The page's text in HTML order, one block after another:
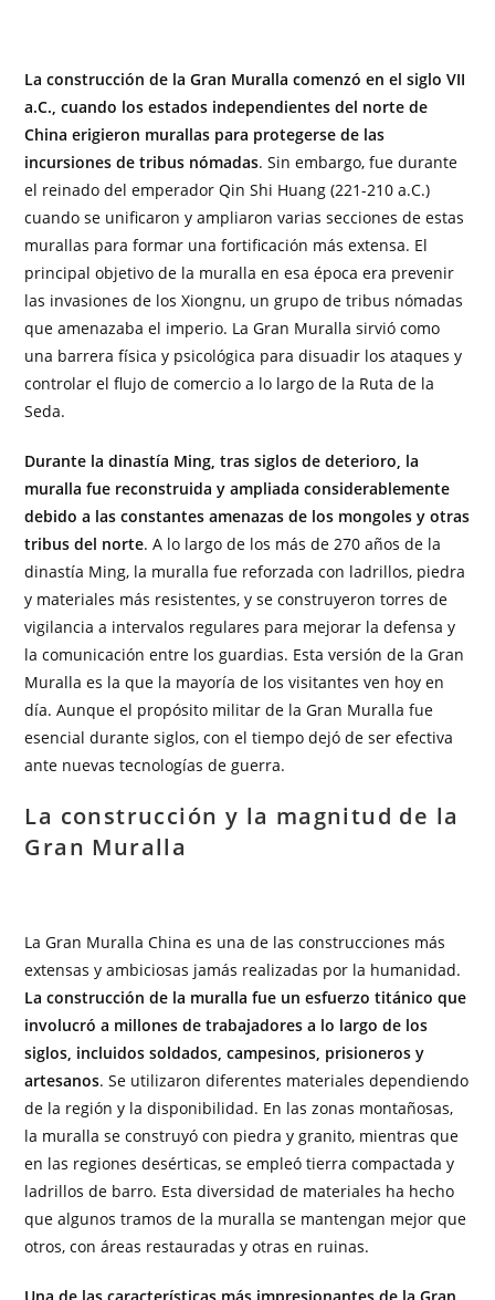
La construcción de la Gran Muralla comenzó en el siglo VII
a.C., cuando los estados independientes del norte de
China erigieron murallas para protegerse de las
incursiones de tribus nómadas. Sin embargo, fue durante
el reinado del emperador Qin Shi Huang (221-210 a.C.)
cuando se unificaron y ampliaron varias secciones de estas
murallas para formar una fortificación más extensa. El
principal objetivo de la muralla en esa época era prevenir
las invasiones de los Xiongnu, un grupo de tribus nómadas
que amenazaba el imperio. La Gran Muralla sirvió como
una barrera física y psicológica para disuadir los ataques y
controlar el flujo de comercio a lo largo de la Ruta de la
Seda.
Durante la dinastía Ming, tras siglos de deterioro, la
muralla fue reconstruida y ampliada considerablemente
debido a las constantes amenazas de los mongoles y otras
tribus del norte. A lo largo de los más de 270 años de la
dinastía Ming, la muralla fue reforzada con ladrillos, piedra
y materiales más resistentes, y se construyeron torres de
vigilancia a intervalos regulares para mejorar la defensa y
la comunicación entre los guardias. Esta versión de la Gran
Muralla es la que la mayoría de los visitantes ven hoy en
día. Aunque el propósito militar de la Gran Muralla fue
esencial durante siglos, con el tiempo dejó de ser efectiva
ante nuevas tecnologías de guerra.
La construcción y la magnitud de la
Gran Muralla
La Gran Muralla China es una de las construcciones más
extensas y ambiciosas jamás realizadas por la humanidad.
La construcción de la muralla fue un esfuerzo titánico que
involucró a millones de trabajadores a lo largo de los
siglos, incluidos soldados, campesinos, prisioneros y
artesanos. Se utilizaron diferentes materiales dependiendo
de la región y la disponibilidad. En las zonas montañosas,
la muralla se construyó con piedra y granito, mientras que
en las regiones desérticas, se empleó tierra compactada y
ladrillos de barro. Esta diversidad de materiales ha hecho
que algunos tramos de la muralla se mantengan mejor que
otros, con áreas restauradas y otras en ruinas.